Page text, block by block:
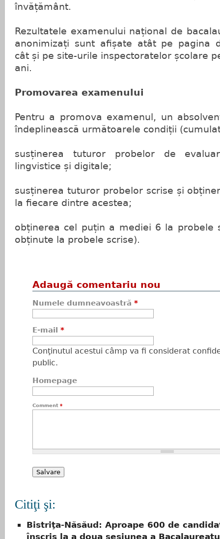
învățământ.
Rezultatele examenului național de
anonimizați sunt afișate atât pe pagina
cât și pe site-urile inspectoratelor școlare
ani.
Promovarea examenului
Pentru a promova examenul, un
îndeplinească următoarele condiții
susținerea tuturor probelor de
lingvistice și digitale;
susținerea tuturor probelor scrise și
la fiecare dintre acestea;
obținerea cel puțin a mediei 6 la probele
obținute la probele scrise).
Adaugă comentariu nou
Numele dumneavoastră *
E-mail *
Conţinutul acestui câmp va fi considerat
public.
Homepage
Comment *
Citiţi şi:
Bistriţa-Năsăud: Aproape 600 de
înscris la a doua sesiunea a